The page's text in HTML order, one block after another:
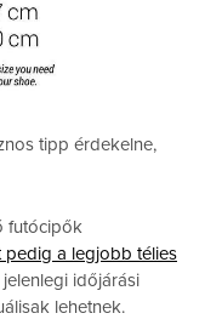
tipp érdekelne,
futócipők
pedig a legjobb télies
időjárási
lehetnek.